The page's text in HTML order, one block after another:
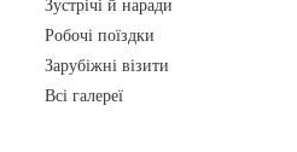
Робочі поїздки
Зарубіжні візити
Всі галереї